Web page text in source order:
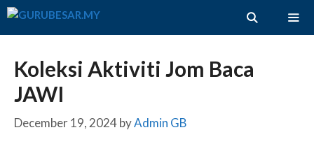
Skip
Koleksi Aktiviti Jom Baca
JAWI
December 19, 2024byAdmin GB